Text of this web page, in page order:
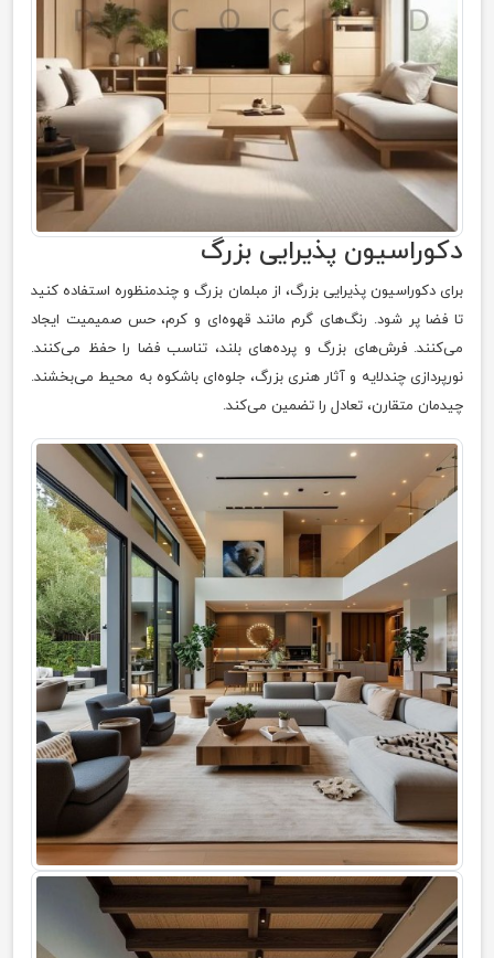
دکوراسیون پذیرایی بزرگ
برای دکوراسیون پذیرایی بزرگ، از مبلمان بزرگ و چندمنظوره استفاده کنید
تا فضا پر شود. رنگ‌های گرم مانند قهوه‌ای و کرم، حس صمیمیت ایجاد
می‌کنند. فرش‌های بزرگ و پرده‌های بلند، تناسب فضا را حفظ می‌کنند.
نورپردازی چندلایه و آثار هنری بزرگ، جلوه‌ای باشکوه به محیط می‌بخشند.
چیدمان متقارن، تعادل را تضمین می‌کند.